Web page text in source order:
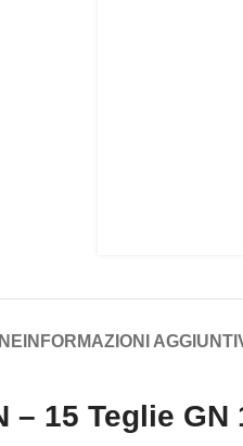
INFORMAZIONI
– 15 Teglie GN